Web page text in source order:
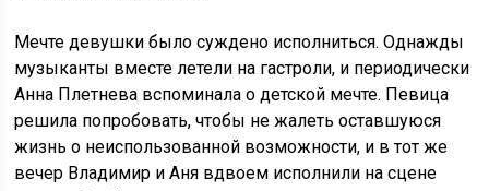
Мечте девушки было суждено исполниться. Однажды
музыканты вместе летели на гастроли, и периодически
Анна Плетнева вспоминала о детской мечте. Певица
решила попробовать, чтобы не жалеть оставшуюся
жизнь о неиспользованной возможности, и в тот же
вечер Владимир и Аня вдвоем исполнили на сцене